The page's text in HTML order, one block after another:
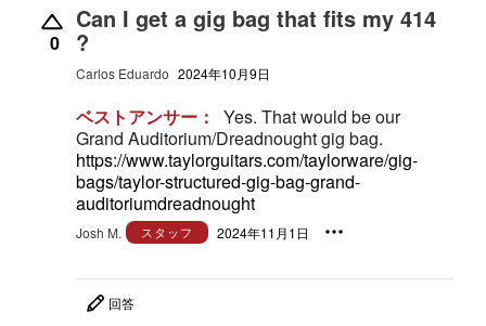
0
Can I get a gig bag that fits my 414
?
Carlos Eduardo 2024年10月9日
ベストアンサー：
Yes. That would be our
Grand Auditorium/Dreadnought gig bag.
https://www.taylorguitars.com/taylorware/gig-
bags/taylor-structured-gig-bag-grand-
auditoriumdreadnought
Josh M. スタッフ 2024年11月1日
回答